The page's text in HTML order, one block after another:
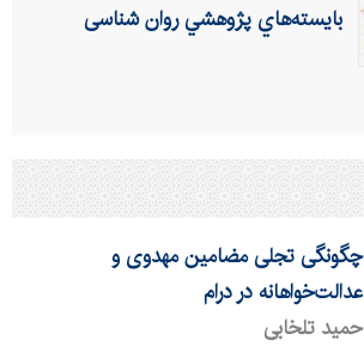
بايسته‌هاي پژوهشي روان شناسی
چگونگی تجلی مضامین مهدوی و
عدالت‌خواهانه در درام
حمید تلخابی